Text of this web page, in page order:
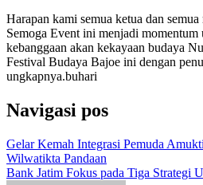
Harapan kami semua ketua dan semua
Semoga Event ini menjadi momentum
kebanggaan akan kekayaan budaya
Festival Budaya Bajoe ini dengan
ungkapnya.buhari
Navigasi pos
Gelar Kemah Integrasi Pemuda
Wilwatikta Pandaan
Bank Jatim Fokus pada Tiga Strategi